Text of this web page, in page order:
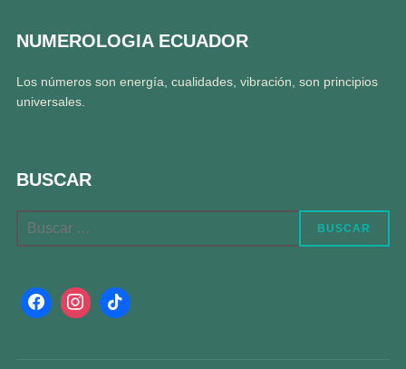
NUMEROLOGIA ECUADOR
Los números son energía, cualidades, vibración, son principios
universales.
BUSCAR
BUSCAR